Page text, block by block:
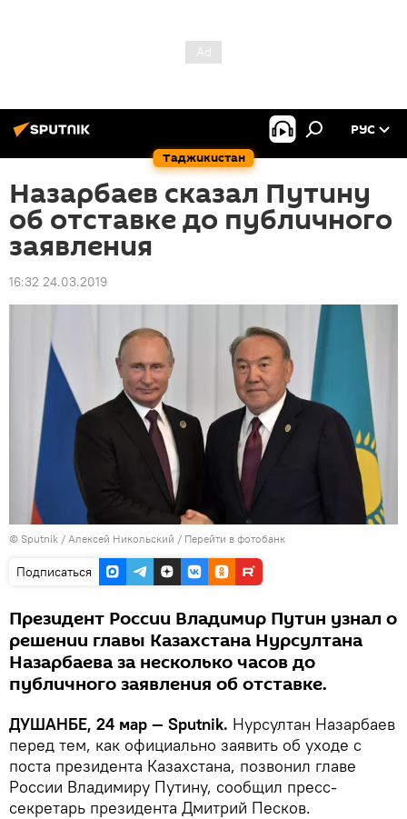
Таджикистан
РУС
Назарбаев сказал Путину
об отставке до публичного
заявления
16:32 24.03.2019
© Sputnik / Алексей Никольский / Перейти в фотобанк
Подписаться
Президент России Владимир Путин узнал о
решении главы Казахстана Нурсултана
Назарбаева за несколько часов до
публичного заявления об отставке.
ДУШАНБЕ, 24 мар — Sputnik. Нурсултан Назарбаев
перед тем, как официально заявить об уходе с
поста президента Казахстана, позвонил главе
России Владимиру Путину, сообщил пресс-
секретарь президента Дмитрий Песков.